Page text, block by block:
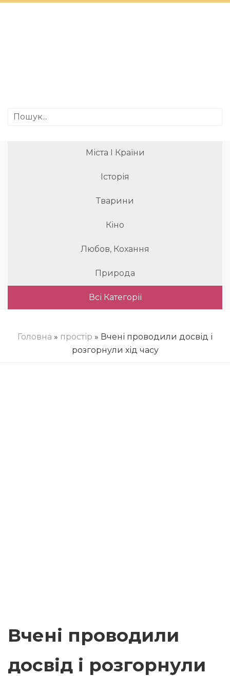
Міста І Країни
Історія
Тварини
Кіно
Любов, Кохання
Природа
Всі Категорії
Головна » простір » Вчені проводили досвід і
розгорнули хід часу
Вчені проводили
досвід і розгорнули